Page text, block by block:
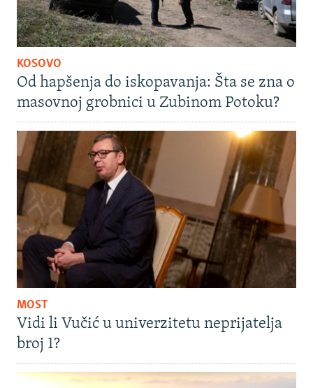
KOSOVO
Od hapšenja do iskopavanja: Šta se zna o
masovnoj grobnici u Zubinom Potoku?
MOST
Vidi li Vučić u univerzitetu neprijatelja
broj 1?